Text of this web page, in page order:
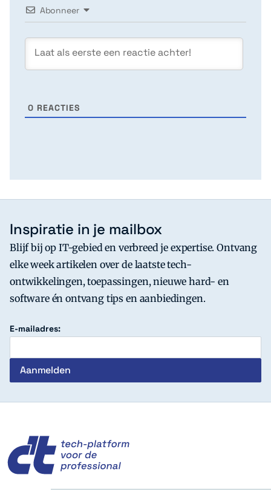
Abonneer
0 REACTIES
Inspiratie in je mailbox
Blijf bij op IT-gebied en verbreed je expertise. Ontvang
elke week artikelen over de laatste tech-
ontwikkelingen, toepassingen, nieuwe hard- en
software én ontvang tips en aanbiedingen.
E-mailadres: